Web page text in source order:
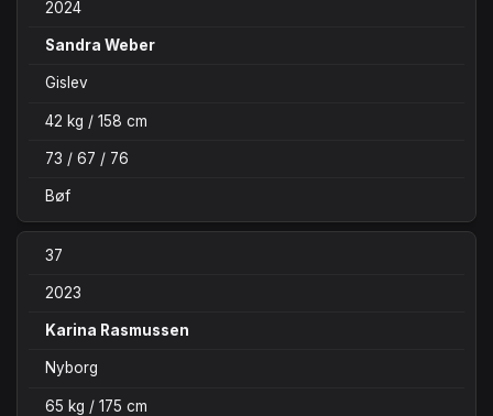
2024
Sandra Weber
Gislev
42 kg / 158 cm
73 / 67 / 76
Bøf
37
2023
Karina Rasmussen
Nyborg
65 kg / 175 cm